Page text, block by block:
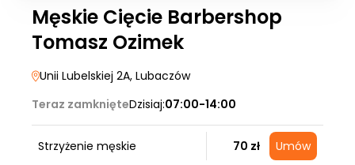
Męskie Cięcie Barbershop
Tomasz Ozimek
Unii Lubelskiej 2A, Lubaczów
Teraz zamknięteDzisiaj:07:00-14:00
Strzyżenie męskie 70 zł Umów